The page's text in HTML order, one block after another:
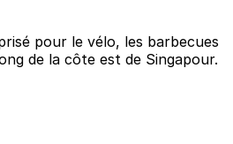
pour le vélo, les barbecues
de la côte est de Singapour.